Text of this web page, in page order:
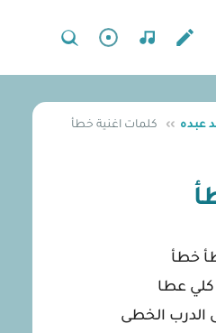
عبده ››
كلمات اغنية خطأ
خطأ
كلي عطا
الخطى